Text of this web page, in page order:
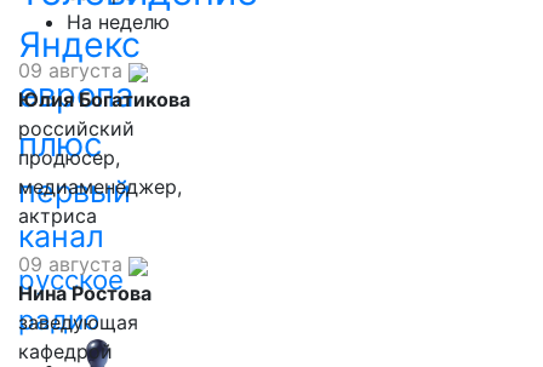
Яндекс
европа
плюс
первый
канал
русское
радио
На неделю
09 августа
Юлия Богатикова
российский
продюсер,
медиаменеджер,
актриса
09 августа
Нина Ростова
заведующая
кафедрой